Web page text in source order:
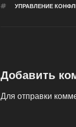
МЕТКИ
УПРАВЛЕНИЕ
Добавить
Для отправки